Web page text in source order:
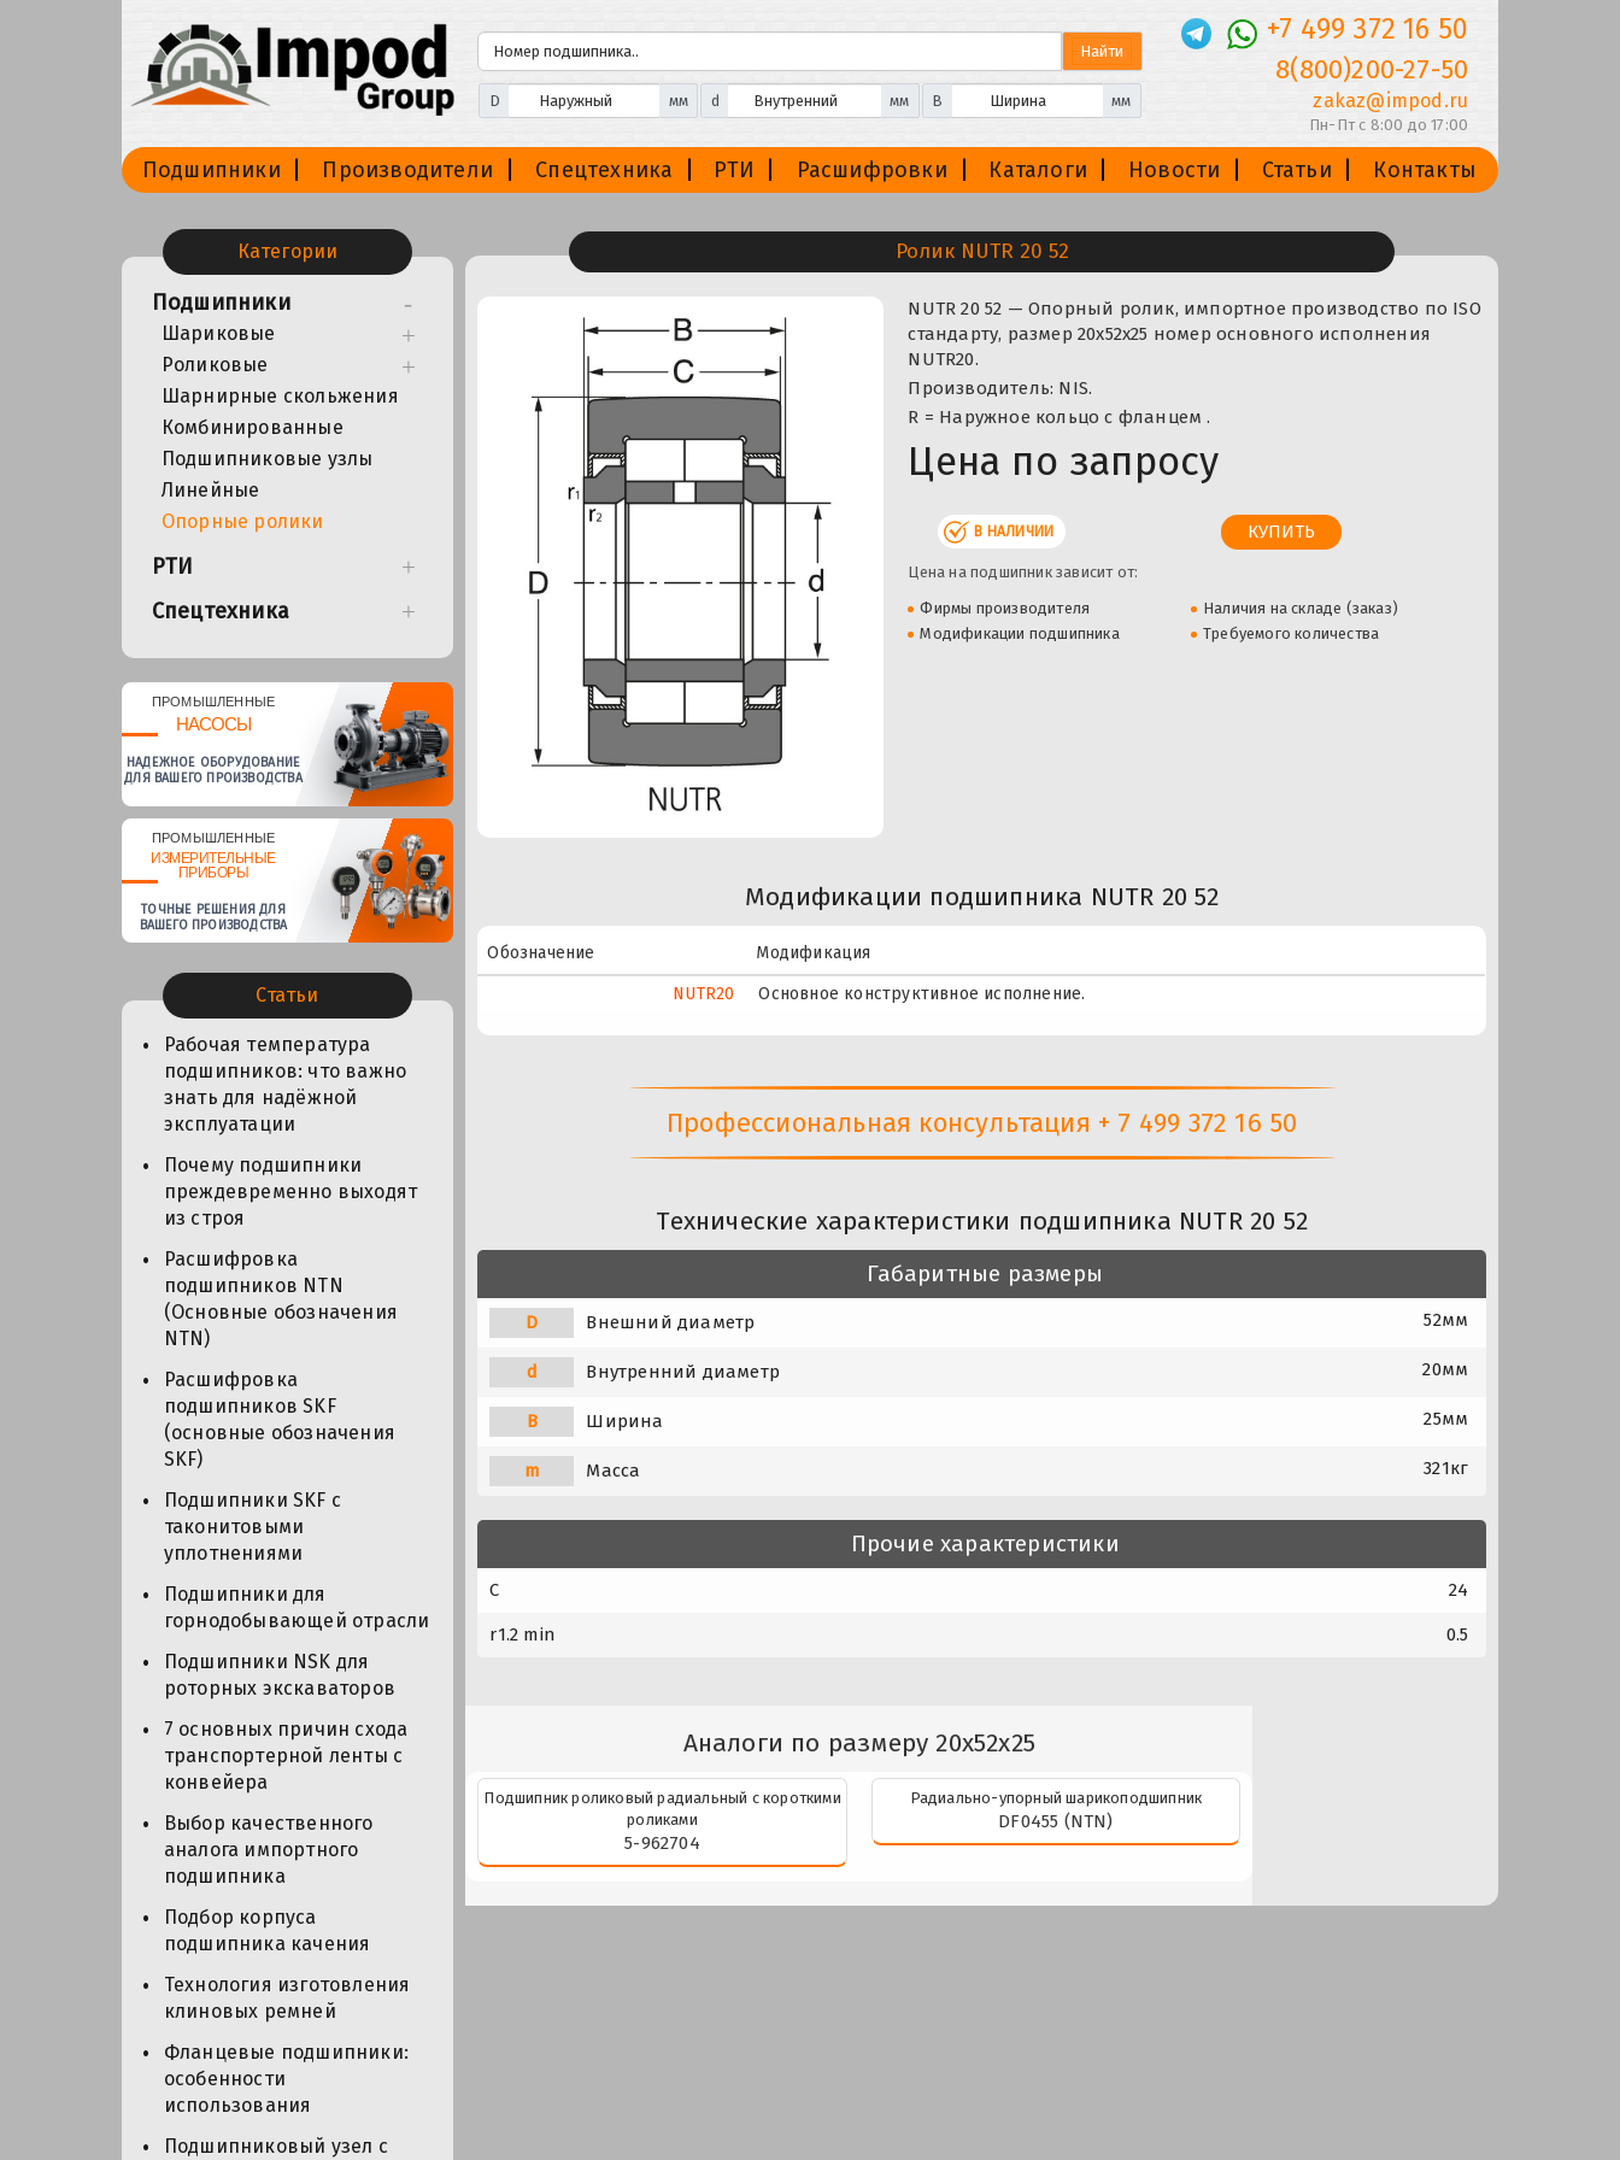
D мм d мм B мм
+7 499 372 16 50
8(800)200-27-50
zakaz@impod.ru
Пн-Пт с 8:00 до 17:00
Подшипники Производители Спецтехника РТИ Расшифровки Каталоги Новости Статьи Контакты
Категории
Подшипники
Шариковые
Роликовые
Шарнирные скольжения
Комбинированные
Подшипниковые узлы
Линейные
Опорные ролики
РТИ
Спецтехника
ПРОМЫШЛЕННЫЕ
НАСОСЫ
НАДЕЖНОЕ ОБОРУДОВАНИЕ
ДЛЯ ВАШЕГО ПРОИЗВОДСТВА
ПРОМЫШЛЕННЫЕ
ИЗМЕРИТЕЛЬНЫЕ
ПРИБОРЫ
ТОЧНЫЕ РЕШЕНИЯ ДЛЯ
ВАШЕГО ПРОИЗВОДСТВА
Статьи
Рабочая температура
подшипников: что важно
знать для надёжной
эксплуатации
Почему подшипники
преждевременно выходят
из строя
Расшифровка
подшипников NTN
(Основные обозначения
NTN)
Расшифровка
подшипников SKF
(основные обозначения
SKF)
Подшипники SKF с
таконитовыми
уплотнениями
Подшипники для
горнодобывающей отрасли
Подшипники NSK для
роторных экскаваторов
7 основных причин схода
транспортерной ленты с
конвейера
Выбор качественного
аналога импортного
подшипника
Подбор корпуса
подшипника качения
Технология изготовления
клиновых ремней
Фланцевые подшипники:
особенности
использования
Подшипниковый узел с
Ролик NUTR 20 52
NUTR 20 52 — Опорный ролик, импортное производство по ISO
стандарту, размер 20x52x25 номер основного исполнения
NUTR20.
Производитель: NIS.
R = Наружное кольцо с фланцем .
Цена по запросу
В НАЛИЧИИ
Цена на подшипник зависит от:
Фирмы производителя
Наличия на складе (заказ)
Модификации подшипника
Требуемого количества
Модификации подшипника NUTR 20 52
Обозначение
Модификация
NUTR20
Основное конструктивное исполнение.
Профессиональная консультация + 7 499 372 16 50
Технические характеристики подшипника NUTR 20 52
Габаритные размеры
D Внешний диаметр 52мм
d Внутренний диаметр 20мм
B Ширина 25мм
m Масса 321кг
Прочие характеристики
C 24
r1.2 min 0.5
Аналоги по размеру 20x52x25
Подшипник роликовый радиальный с короткими
роликами
5-962704
Радиально-упорный шарикоподшипник
DF0455 (NTN)